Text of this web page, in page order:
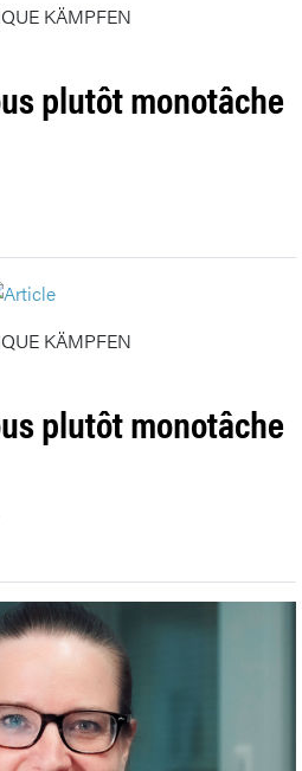
KÄMPFEN
plutôt monotâche
KÄMPFEN
plutôt monotâche